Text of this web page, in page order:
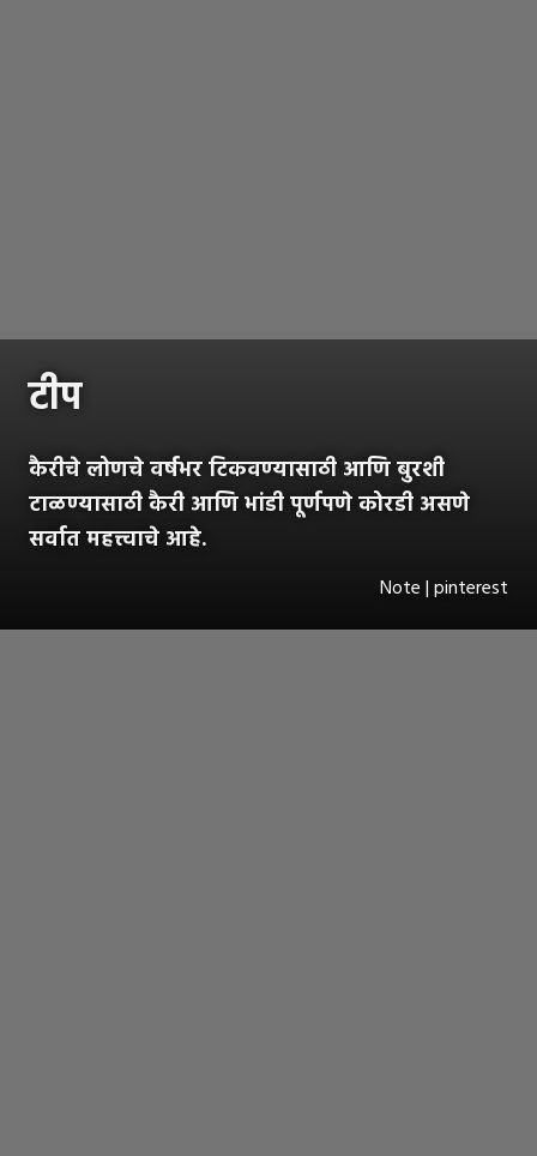
टीप
कैरीचे लोणचे वर्षभर टिकवण्यासाठी आणि बुरशी
टाळण्यासाठी कैरी आणि भांडी पूर्णपणे कोरडी असणे
सर्वात महत्त्वाचे आहे.
Note | pinterest